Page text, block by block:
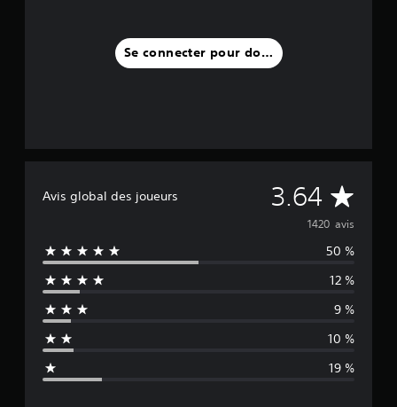
Se connecter pour donner un avis
Avis global des joueurs 3.64 M
o
y
e
n
1420 avis
50 %
12 %
9 %
10 %
19 %